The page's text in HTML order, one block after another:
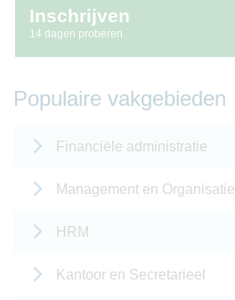
Inschrijven
14 dagen proberen
Populaire vakgebieden
Financiële administratie
Management en Organisatie
HRM
Kantoor en Secretarieel